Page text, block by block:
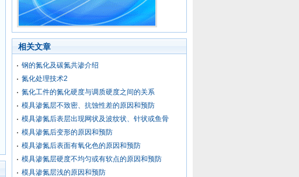
相关文章
钢的氮化及碳氮共渗介绍
氮化处理技术2
氮化工件的氮化硬度与调质硬度之间的关系
模具渗氮层不致密、抗蚀性差的原因和预防
模具渗氮后表层出现网状及波纹状、针状或鱼骨
模具渗氮后变形的原因和预防
模具渗氮后表面有氧化色的原因和预防
模具渗氮层硬度不均匀或有软点的原因和预防
模具渗氮层浅的原因和预防